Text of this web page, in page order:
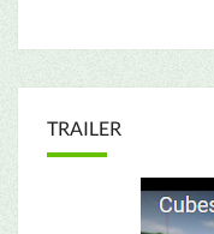
TRAILER